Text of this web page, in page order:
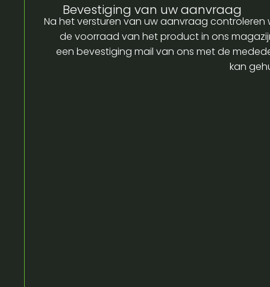
Bevestiging van uw aanvraag
Na het versturen van uw aanvraag controleren
de voorraad van het product in ons
een bevestiging mail van ons met de
kan